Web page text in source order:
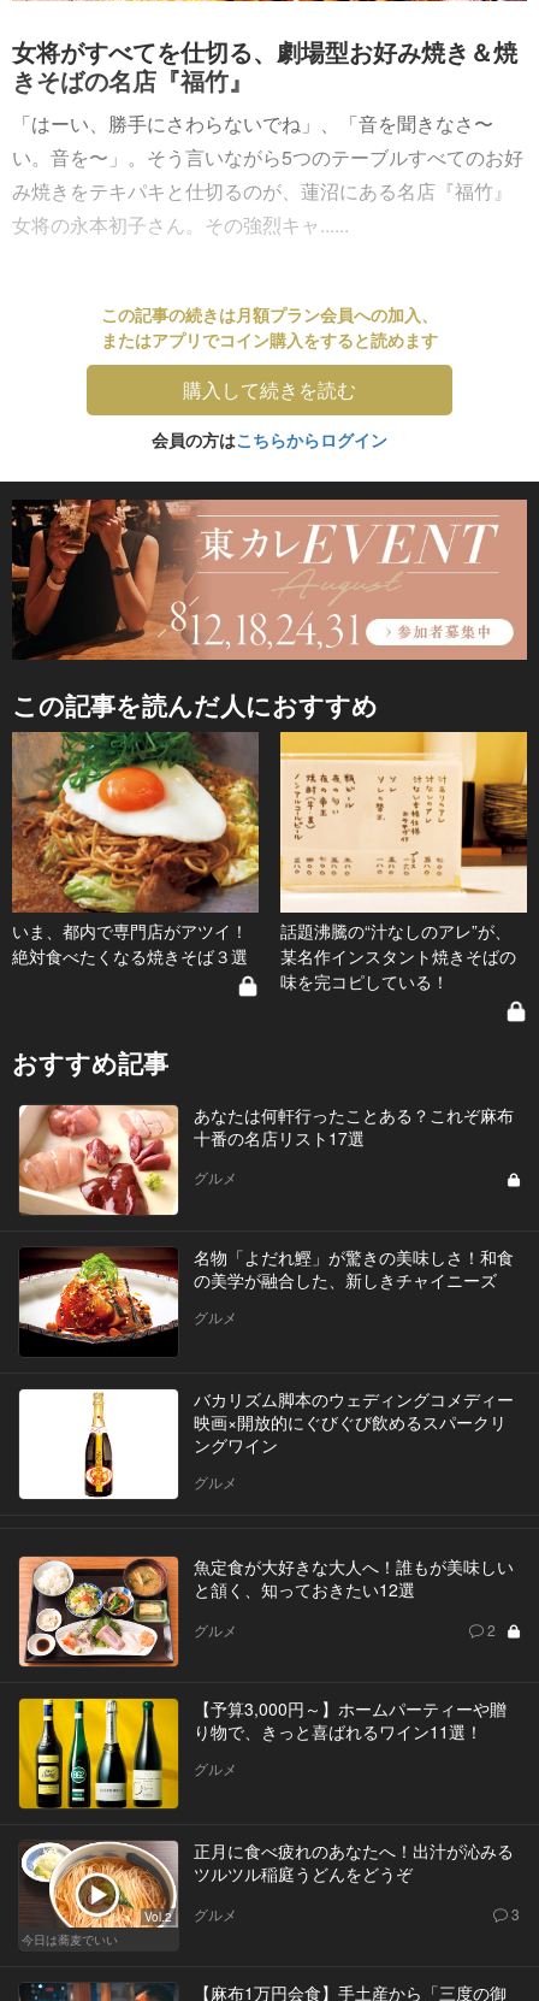
女将がすべてを仕切る、劇場型お好み焼き＆焼
きそばの名店『福竹』
「はーい、勝手にさわらないでね」、「音を聞きなさ〜
い。音を〜」。そう言いながら5つのテーブルすべてのお好
み焼きをテキパキと仕切るのが、蓮沼にある名店『福竹』
女将の永本初子さん。その強烈キャ......
この記事の続きは月額プラン会員への加入、
またはアプリでコイン購入をすると読めます
購入して続きを読む
会員の方はこちらからログイン
この記事を読んだ人におすすめ
いま、都内で専門店がアツイ！
絶対食べたくなる焼きそば３選
話題沸騰の“汁なしのアレ”が、
某名作インスタント焼きそばの
味を完コピしている！
おすすめ記事
あなたは何軒行ったことある？これぞ麻布
十番の名店リスト17選
グルメ
名物「よだれ鰹」が驚きの美味しさ！和食
の美学が融合した、新しきチャイニーズ
グルメ
バカリズム脚本のウェディングコメディー
映画×開放的にぐびぐび飲めるスパークリ
ングワイン
グルメ
魚定食が大好きな大人へ！誰もが美味しい
と頷く、知っておきたい12選
グルメ 2
【予算3,000円～】ホームパーティーや贈
り物で、きっと喜ばれるワイン11選！
グルメ
Vol.2
今日は蕎麦でいい
正月に食べ疲れのあなたへ！出汁が沁みる
ツルツル稲庭うどんをどうぞ
グルメ 3
【麻布1万円会食】手土産から「三度の御